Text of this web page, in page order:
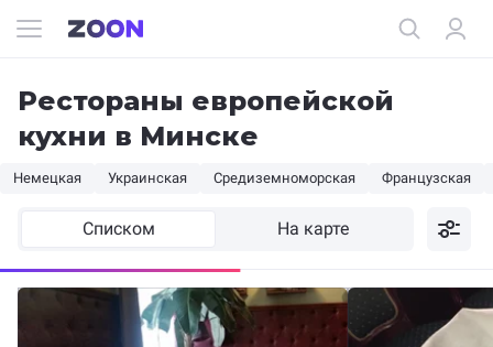
Рестораны европейской
кухни в Минске
Немецкая Украинская Средиземноморская Французская
Списком На карте